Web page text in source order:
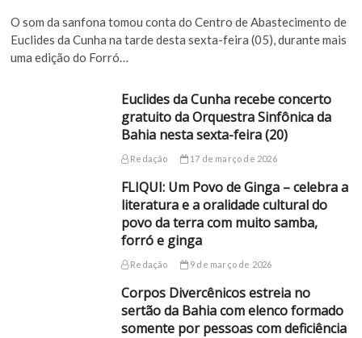
O som da sanfona tomou conta do Centro de Abastecimento de
Euclides da Cunha na tarde desta sexta-feira (05), durante mais
uma edição do Forró…
Euclides da Cunha recebe concerto
gratuito da Orquestra Sinfônica da
Bahia nesta sexta-feira (20)
Redação 17 de março de 2026
FLIQUI: Um Povo de Ginga – celebra a
literatura e a oralidade cultural do
povo da terra com muito samba,
forró e ginga
Redação 9 de março de 2026
Corpos Divercênicos estreia no
sertão da Bahia com elenco formado
somente por pessoas com deficiência